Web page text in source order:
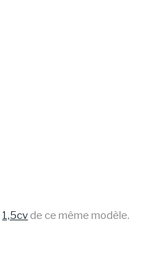
1,5cv de ce même modèle.